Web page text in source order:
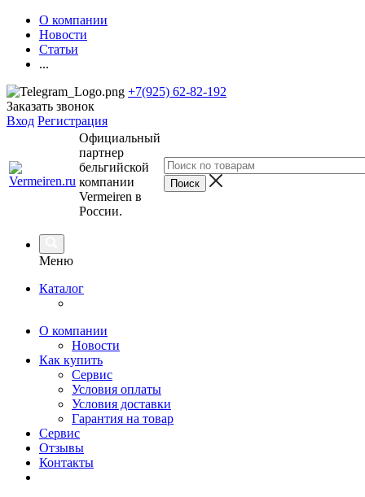
О компании
Новости
Статьи
...
+7(925) 62-82-192
Заказать звонок
Вход Регистрация
Официальный
партнер
бельгийской
компании
Vermeiren в
России.
Меню
Каталог
О компании
Новости
Как купить
Сервис
Условия оплаты
Условия доставки
Гарантия на товар
Сервис
Отзывы
Контакты